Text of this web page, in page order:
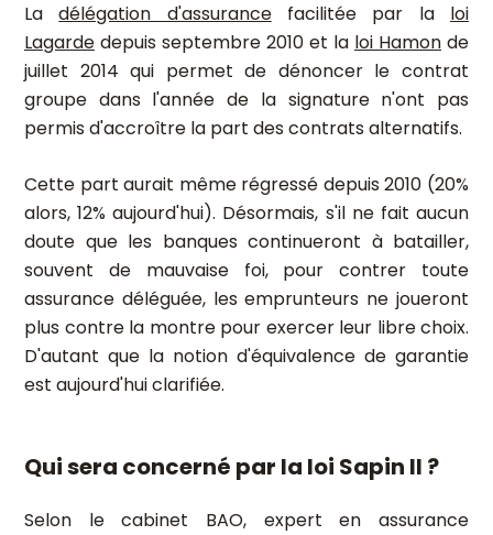
Ladélégation d'assurancefacilitée par la loi
Lagarde depuis septembre 2010 et la loi Hamon de
juillet 2014 qui permet de dénoncer le contrat
groupe dans l'année de la signature n'ont pas
permis d'accroître la part des contrats alternatifs.
Cette part aurait même régressé depuis 2010 (20%
alors, 12% aujourd'hui). Désormais, s'il ne fait aucun
doute que les banques continueront à batailler,
souvent de mauvaise foi, pour contrer toute
assurance déléguée, les emprunteurs ne joueront
plus contre la montre pour exercer leur libre choix.
D'autant que la notion d'équivalence de garantie
est aujourd'hui clarifiée.
Qui sera concerné par la loi Sapin II ?
Selon le cabinet BAO, expert en assurance